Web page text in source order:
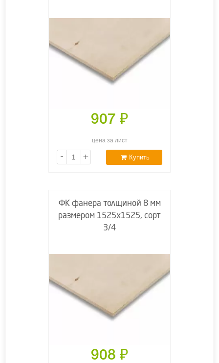
907 ₽
цена за лист
- + Купить
ФК фанера толщиной 8 мм
размером 1525х1525, сорт
3/4
908 ₽